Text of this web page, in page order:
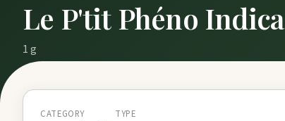
Le P'tit Phéno Indica
1 g
CATEGORY TYPE